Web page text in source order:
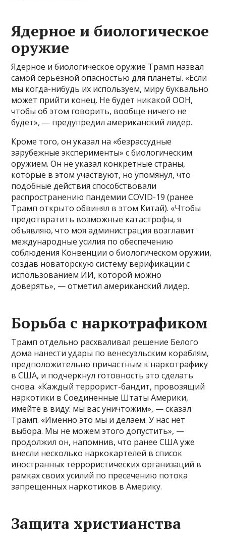
Ядерное и биологическое
оружие
Ядерное и биологическое оружие Трамп назвал
самой серьезной опасностью для планеты. «Если
мы когда-нибудь их используем, миру буквально
может прийти конец. Не будет никакой ООН,
чтобы об этом говорить, вообще ничего не
будет», — предупредил американский лидер.
Кроме того, он указал на «безрассудные
зарубежные эксперименты» с биологическим
оружием. Он не указал конкретные страны,
которые в этом участвуют, но упомянул, что
подобные действия способствовали
распространению пандемии COVID-19 (ранее
Трамп открыто обвинял в этом Китай). «Чтобы
предотвратить возможные катастрофы, я
объявляю, что моя администрация возглавит
международные усилия по обеспечению
соблюдения Конвенции о биологическом оружии,
создав новаторскую систему верификации с
использованием ИИ, которой можно
доверять», — отметил американский лидер.
Борьба с наркотрафиком
Трамп отдельно расхваливал решение Белого
дома нанести удары по венесуэльским кораблям,
предположительно причастным к наркотрафику
в США, и подчеркнул готовность это сделать
снова. «Каждый террорист-бандит, провозящий
наркотики в Соединенные Штаты Америки,
имейте в виду: мы вас уничтожим», — сказал
Трамп. «Именно это мы и делаем. У нас нет
выбора. Мы не можем этого допустить», —
продолжил он, напомнив, что ранее США уже
внесли несколько наркокартелей в список
иностранных террористических организаций в
рамках своих усилий по пресечению потока
запрещенных наркотиков в Америку.
Защита христианства